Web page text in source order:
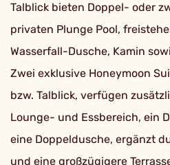
Talblick bieten Doppel- oder
privaten Plunge Pool,
Wasserfall-Dusche, Kamin
Zwei exklusive Honeymoon
bzw. Talblick, verfügen
Lounge- und Essbereich, ein
eine Doppeldusche, ergänzt
und eine großzügigere